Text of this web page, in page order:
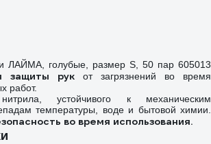
ЛАЙМА, голубые, размер S, 50 пар 605013
защиты рук от загрязнений во время
работ.
устойчивого к механическим
температуры, воде и бытовой химии.
во время использования.